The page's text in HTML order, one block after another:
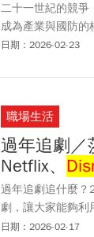
二十一世紀的競爭
成為產業與國防的
對台灣而言，半導
日期：2026-02-23
職場生活
過年追劇
Netflix、
過年追劇追什麼？
劇，讓大家能夠利
時馬拉松式直播，
日期：2026-02-17